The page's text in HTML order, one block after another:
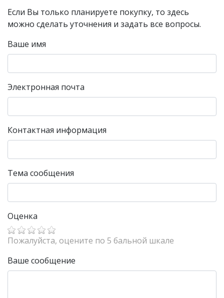
Если Вы только планируете покупку, то здесь
можно сделать уточнения и задать все вопросы.
Ваше имя
Электронная почта
Контактная информация
Тема сообщения
Оценка
Пожалуйста, оцените по 5 бальной шкале
Ваше сообщение